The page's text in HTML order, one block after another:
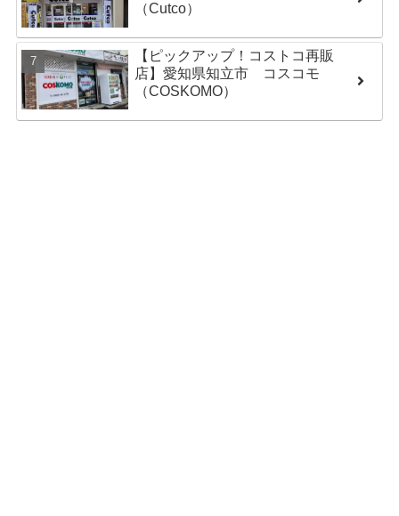
（Cutco）
【ピックアップ！コストコ再販
店】愛知県知立市 コスコモ
（COSKOMO）